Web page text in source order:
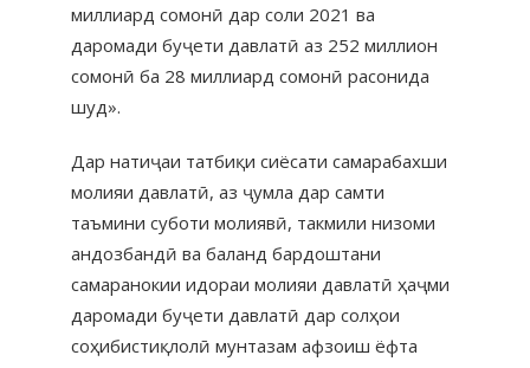
миллиард сомонӣ дар соли 2021 ва
даромади буҷети давлатӣ аз 252 миллион
сомонӣ ба 28 миллиард сомонӣ расонида
шуд».
Дар натиҷаи татбиқи сиёсати самарабахши
молияи давлатӣ, аз ҷумла дар самти
таъмини суботи молиявӣ, такмили низоми
андозбандӣ ва баланд бардоштани
самаранокии идораи молияи давлатӣ ҳаҷми
даромади буҷети давлатӣ дар солҳои
соҳибистиқлолӣ мунтазам афзоиш ёфта